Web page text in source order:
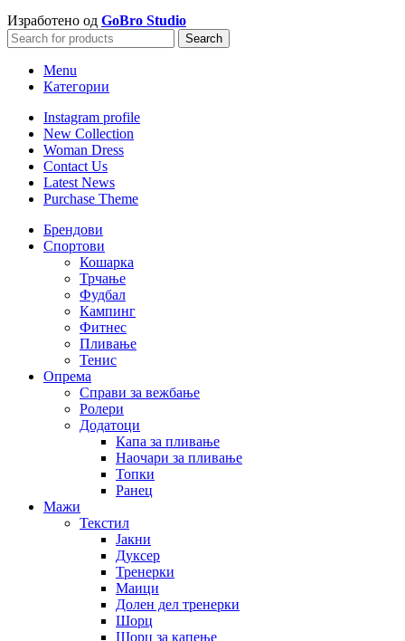
Изработено од GoBro Studio
Search
Menu
Категории
Instagram profile
New Collection
Woman Dress
Contact Us
Latest News
Purchase Theme
Брендови
Спортови
Кошарка
Трчање
Фудбал
Кампинг
Фитнес
Пливање
Тенис
Опрема
Справи за вежбање
Ролери
Додатоци
Капа за пливање
Наочари за пливање
Топки
Ранец
Мажи
Текстил
Јакни
Дуксер
Тренерки
Маици
Долен дел тренерки
Шорц
Шорц за капење